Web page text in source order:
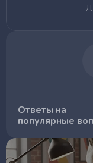
Ответы на
популярные